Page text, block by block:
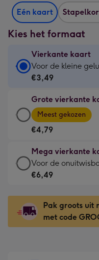
Eén kaart
Kies het formaat
Vierkante kaart
Vierkante
kaart
€3,49
-
Voor
kleine
gelukwens
-
130
x
130
mm
Voor de kleine
€3,49
Grote vierkante
Grote
vierkante
kaart
-
€4,79
-
Meest
-
Dimensions:
167
Meest gekozen
€4,79
Mega vierkante
Mega
vierkante
-
€6,49
-
Voor de
€6,49
Pak groots uit
met code